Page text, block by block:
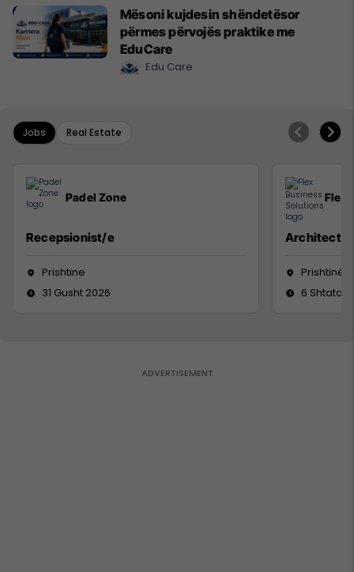
Mësoni kujdesin shëndetësor
përmes përvojës praktike me
EduCare
Edu Care
Jobs Real Estate
Padel Zone
Recepsionist/e
Prishtine
31 Gusht 2026
Flex
Architect
Prishtinë
6 Shtator